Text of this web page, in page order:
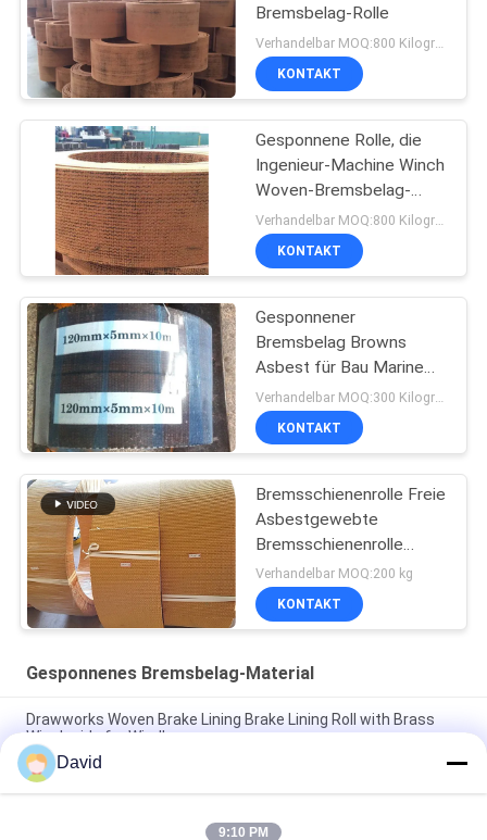
Bremsbelag-Rolle
Verhandelbar MOQ:800 Kilogramm
KONTAKT
Gesponnene Rolle, die
Ingenieur-Machine Winch
Woven-Bremsbelag-
materielles Bremsband
zeichnet
KONTAKT
Gesponnener
Bremsbelag Browns
Asbest für Bau Marine
Machinery
KONTAKT
Bremsschienenrolle Freie
Asbestgewebte
Bremsschienenrolle
Bremsschienenrolle
Verhandelbar MOQ:200 kg
KONTAKT
Gesponnenes Bremsbelag-Material
Drawworks Woven Brake Lining Brake Lining Roll with Brass
Wire Inside for Windlass
Anlegeschleife Gewebte Bremsbeläge Automobilbremsbeläge
Material mit Messing
David
9:10 PM